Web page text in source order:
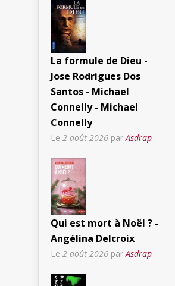
La formule de Dieu -
Jose Rodrigues Dos
Santos - Michael
Connelly - Michael
Connelly
Le 2 août 2026 parAsdrap
Qui est mort à Noël ? -
Angélina Delcroix
Le 2 août 2026 par Asdrap